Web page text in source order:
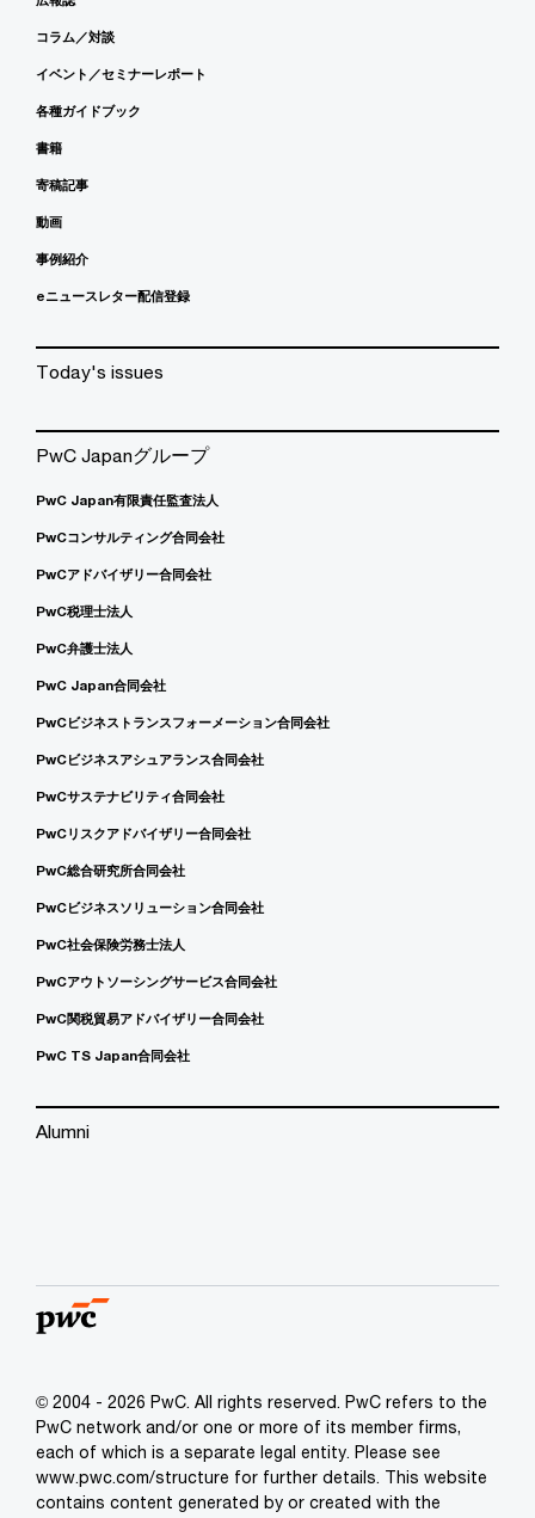
コラム／対談
イベント／セミナーレポート
各種ガイドブック
書籍
寄稿記事
動画
事例紹介
eニュースレター配信登録
Today's issues
PwC Japanグループ
PwC Japan有限責任監査法人
PwCコンサルティング合同会社
PwCアドバイザリー合同会社
PwC税理士法人
PwC弁護士法人
PwC Japan合同会社
PwCビジネストランスフォーメーション合同会社
PwCビジネスアシュアランス合同会社
PwCサステナビリティ合同会社
PwCリスクアドバイザリー合同会社
PwC総合研究所合同会社
PwCビジネスソリューション合同会社
PwC社会保険労務士法人
PwCアウトソーシングサービス合同会社
PwC関税貿易アドバイザリー合同会社
PwC TS Japan合同会社
Alumni
© 2004 - 2026 PwC. All rights reserved. PwC refers to the
PwC network and/or one or more of its member firms,
each of which is a separate legal entity. Please see
www.pwc.com/structure for further details. This website
contains content generated by or created with the